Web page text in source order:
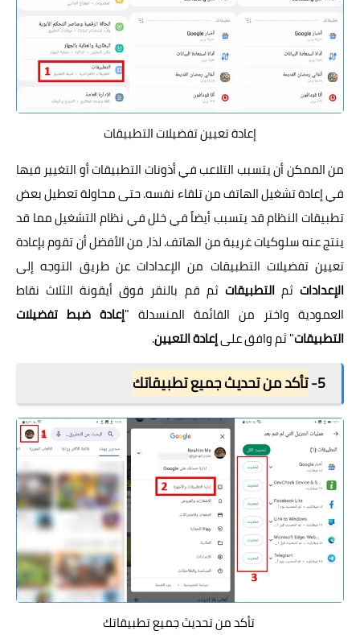
إعادة تعيين تفضيلات التطبيقات
من الممكن أن يتسبب التلاعب في أذونات التطبيقات أو التغيير فيها
في إعادة تشغيل الهاتف من تلقاء نفسه. حتى محاولة تعطيل بعض
تطبيقات النظام قد يتسبب أيضاً في خلل في نظام التشغيل مما قد
ينتج عنه سلوكيات غريبة من الهاتف. لذا، من الأفضل أن تقوم بإعادة
تعيين تفضيلات التطبيقات من الإعدادات عن طريق التوجه إلى
الإعداداتثمالتطبيقاتثم قم بالنقر فوق أيقونة الثلاث نقاط
العمودية واختر من القائمة المنسدلة "إعادة ضبط تفضيلات
التطبيقات" ثم وافق علىإعادة التعيين.
5- تأكد من تحديث جميع تطبيقاتك
تأكد من تحديث جميع تطبيقاتك